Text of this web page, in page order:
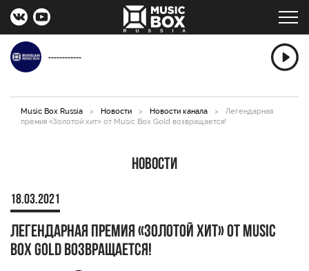
------------
Music Box Russia > Новости > Новости канала >
Легендарная
премия «Золотой хит» от Music Box Gold возвращается!
Новости
18.03.2021
Легендарная премия «Золотой хит» от Music
Box Gold возвращается!